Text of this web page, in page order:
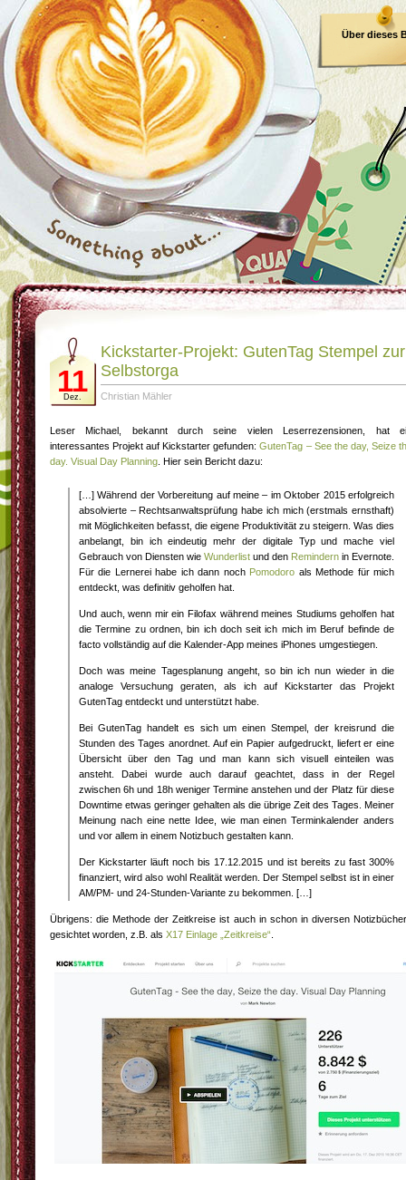
Über dieses
11
Dez.
Kickstarter-Projekt: GutenTag Stempel zur
Selbstorga
Christian Mähler
Leser Michael, bekannt durch seine vielen Leserrezensionen, hat
interessantes Projekt auf Kickstarter gefunden:GutenTag – See the day, Seize
day. Visual Day Planning . Hier sein Bericht dazu:
[…] Während der Vorbereitung auf meine – im Oktober 2015 erfolgreich
absolvierte – Rechtsanwaltsprüfung habe ich mich (erstmals ernsthaft)
mit Möglichkeiten befasst, die eigene Produktivität zu steigern. Was dies
anbelangt, bin ich eindeutig mehr der digitale Typ und mache viel
Gebrauch von Diensten wie Wunderlist und den Remindern in Evernote.
Für die Lernerei habe ich dann noch Pomodoro als Methode für mich
entdeckt, was definitiv geholfen hat.
Und auch, wenn mir ein Filofax während meines Studiums geholfen hat
die Termine zu ordnen, bin ich doch seit ich mich im Beruf befinde de
facto vollständig auf die Kalender-App meines iPhones umgestiegen.
Doch was meine Tagesplanung angeht, so bin ich nun wieder in die
analoge Versuchung geraten, als ich auf Kickstarter das Projekt
GutenTag entdeckt und unterstützt habe.
Bei GutenTag handelt es sich um einen Stempel, der kreisrund die
Stunden des Tages anordnet. Auf ein Papier aufgedruckt, liefert er eine
Übersicht über den Tag und man kann sich visuell einteilen was
ansteht. Dabei wurde auch darauf geachtet, dass in der Regel
zwischen 6h und 18h weniger Termine anstehen und der Platz für diese
Downtime etwas geringer gehalten als die übrige Zeit des Tages. Meiner
Meinung nach eine nette Idee, wie man einen Terminkalender anders
und vor allem in einem Notizbuch gestalten kann.
Der Kickstarter läuft noch bis 17.12.2015 und ist bereits zu fast 300%
finanziert, wird also wohl Realität werden. Der Stempel selbst ist in einer
AM/PM- und 24-Stunden-Variante zu bekommen. […]
Übrigens: die Methode der Zeitkreise ist auch in schon in diversen
gesichtet worden, z.B. als X17 Einlage „Zeitkreise“